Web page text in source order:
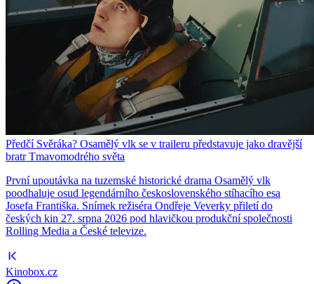
Předčí Svěráka? Osamělý vlk se v traileru představuje jako dravější
bratr Tmavomodrého světa
První upoutávka na tuzemské historické drama Osamělý vlk
poodhaluje osud legendárního československého stíhacího esa
Josefa Františka. Snímek režiséra Ondřeje Veverky přiletí do
českých kin 27. srpna 2026 pod hlavičkou produkční společnosti
Rolling Media a České televize.
Kinobox.cz